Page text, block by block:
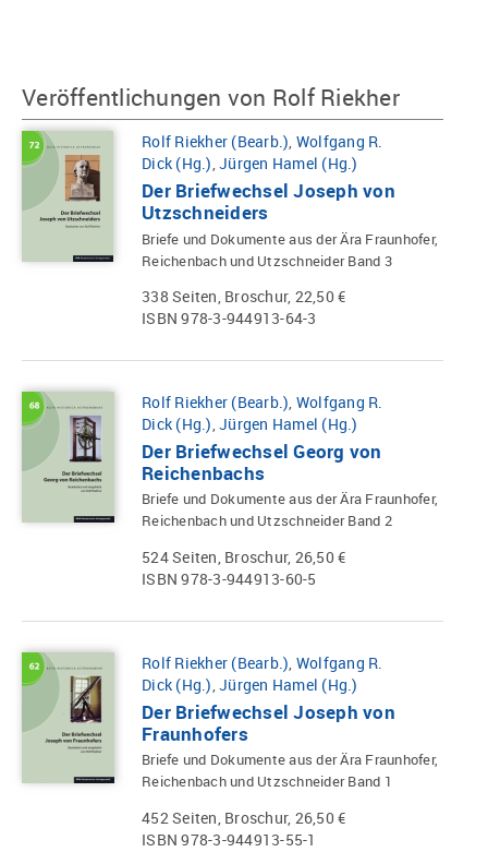
Veröffentlichungen von Rolf Riekher
Rolf Riekher (Bearb.), Wolfgang R.
Dick (Hg.),Jürgen Hamel (Hg.)
Der Briefwechsel Joseph von
Utzschneiders
Briefe und Dokumente aus der Ära Fraunhofer,
Reichenbach und Utzschneider Band 3
338 Seiten, Broschur, 22,50 €
ISBN 978-3-944913-64-3
Rolf Riekher (Bearb.), Wolfgang R.
Dick (Hg.),Jürgen Hamel (Hg.)
Der Briefwechsel Georg von
Reichenbachs
Briefe und Dokumente aus der Ära Fraunhofer,
Reichenbach und Utzschneider Band 2
524 Seiten, Broschur, 26,50 €
ISBN 978-3-944913-60-5
Rolf Riekher (Bearb.), Wolfgang R.
Dick (Hg.),Jürgen Hamel (Hg.)
Der Briefwechsel Joseph von
Fraunhofers
Briefe und Dokumente aus der Ära Fraunhofer,
Reichenbach und Utzschneider Band 1
452 Seiten, Broschur, 26,50 €
ISBN 978-3-944913-55-1